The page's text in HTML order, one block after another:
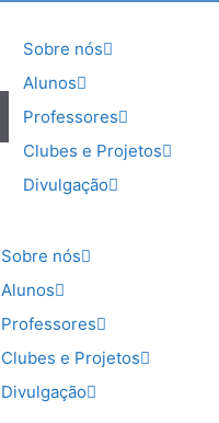
Sobre nós
Alunos
Professores
Clubes e Projetos
Divulgação
Sobre nós
Alunos
Professores
Clubes e Projetos
Divulgação